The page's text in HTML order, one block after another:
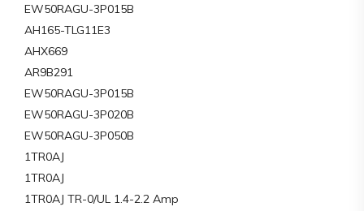
EW50RAGU-3P015B
AH165-TLG11E3
AHX669
AR9B291
EW50RAGU-3P015B
EW50RAGU-3P020B
EW50RAGU-3P050B
1TR0AJ
1TR0AJ
1TR0AJ TR-0/UL 1.4-2.2 Amp